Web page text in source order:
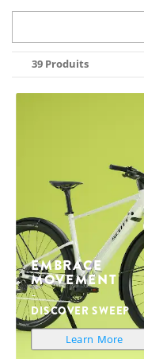
39 Produits
EMBRACE
MOVEMENT
DISCOVER SWEEP
Learn More